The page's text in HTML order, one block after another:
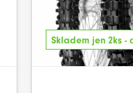
Skladem jen 2ks -